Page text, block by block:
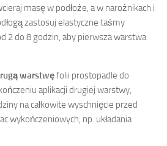
masę w podłoże, a w narożnikach i
zastosuj elastyczne taśmy
2 do 8 godzin, aby pierwsza warstwa
warstwęfolii prostopadle do
aplikacji drugiej warstwy,
na całkowite wyschnięcie przed
wykończeniowych, np. układania